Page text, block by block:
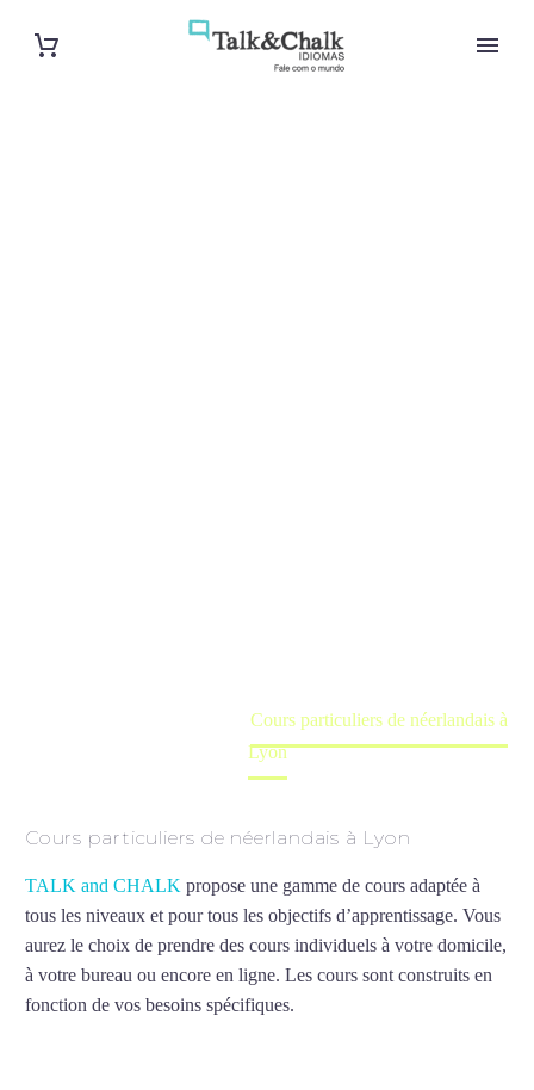
Cours particuliers de néerlandais à
Lyon
Cours particuliers de néerlandais à Lyon
TALK and CHALK propose une gamme de cours adaptée à
tous les niveaux et pour tous les objectifs d’apprentissage. Vous
aurez le choix de prendre des cours individuels à votre domicile,
à votre bureau ou encore en ligne. Les cours sont construits en
fonction de vos besoins spécifiques.